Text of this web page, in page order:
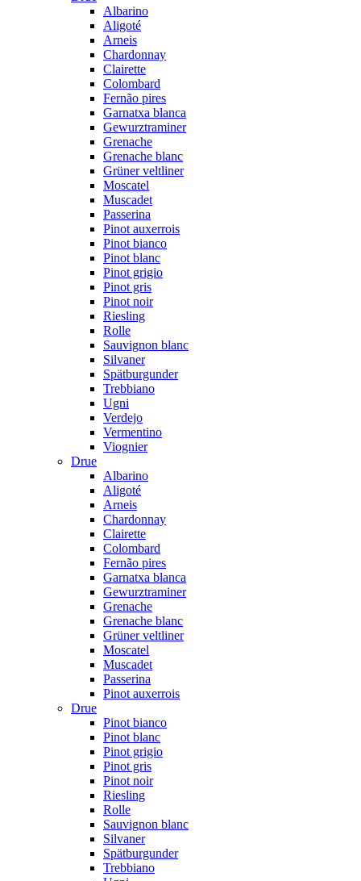
Albarino
Aligoté
Arneis
Chardonnay
Clairette
Colombard
Fernão pires
Garnatxa blanca
Gewurztraminer
Grenache
Grenache blanc
Grüner veltliner
Moscatel
Muscadet
Passerina
Pinot auxerrois
Pinot bianco
Pinot blanc
Pinot grigio
Pinot gris
Pinot noir
Riesling
Rolle
Sauvignon blanc
Silvaner
Spätburgunder
Trebbiano
Ugni
Verdejo
Vermentino
Viognier
Drue
Albarino
Aligoté
Arneis
Chardonnay
Clairette
Colombard
Fernão pires
Garnatxa blanca
Gewurztraminer
Grenache
Grenache blanc
Grüner veltliner
Moscatel
Muscadet
Passerina
Pinot auxerrois
Drue
Pinot bianco
Pinot blanc
Pinot grigio
Pinot gris
Pinot noir
Riesling
Rolle
Sauvignon blanc
Silvaner
Spätburgunder
Trebbiano